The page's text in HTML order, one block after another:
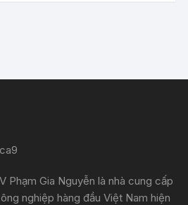
Phạm Gia Nguyễn là nhà cung cấp
nghiệp hàng đầu Việt Nam hiện